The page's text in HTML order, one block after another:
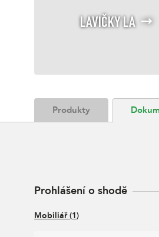
LAVIČKY LA
Produkty
Prohlášení o shodě
Mobiliář(1)